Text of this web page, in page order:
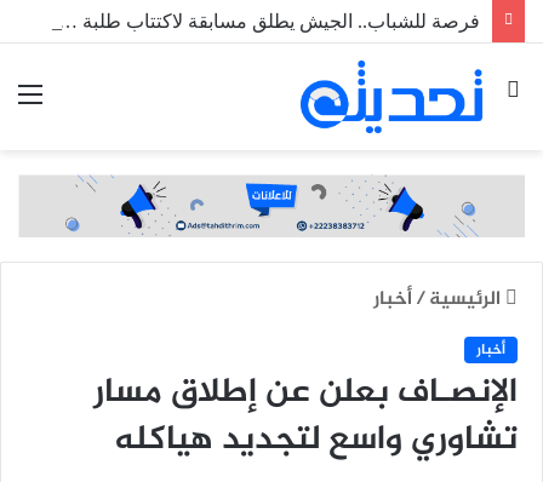
فرصة للشباب.. الجيش يطلق مسابقة لاكتتاب طلبة ضباط عاملين
بحث
عن
الرئيسية/أخبار
أخبار
الإنصـاف بعلن عن إطلاق مسار
تشاوري واسع لتجديد هياكله